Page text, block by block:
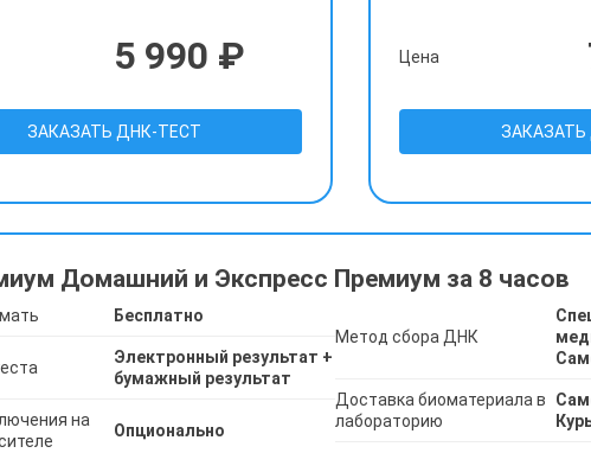
5 990 ₽
ЗАКАЗАТЬ ДНК-ТЕСТ
Цена
Домашний и Экспресс Премиум за 8 часов
Бесплатно
Электронный результат +
бумажный результат
на
Опционально
Метод сбора ДНК
Доставка биоматериала в
лабораторию